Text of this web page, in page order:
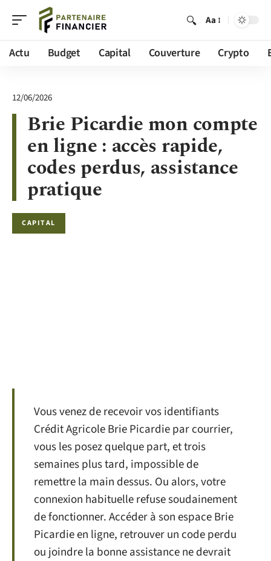
Aa
Actu Budget Capital Couverture Crypto
12/06/2026
Brie Picardie mon compte
en ligne : accès rapide,
codes perdus, assistance
pratique
CAPITAL
Vous venez de recevoir vos identifiants
Crédit Agricole Brie Picardie par courrier,
vous les posez quelque part, et trois
semaines plus tard, impossible de
remettre la main dessus. Ou alors, votre
connexion habituelle refuse soudainement
de fonctionner. Accéder à son espace Brie
Picardie en ligne, retrouver un code perdu
ou joindre la bonne assistance ne devrait